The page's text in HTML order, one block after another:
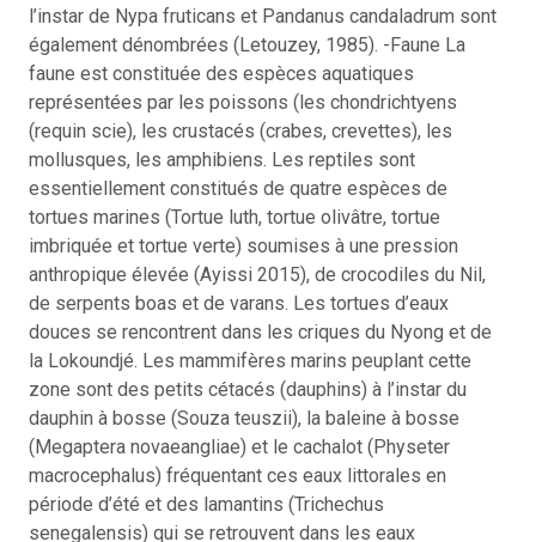
l’instar de Nypa fruticans et Pandanus candaladrum sont
également dénombrées (Letouzey, 1985). -Faune La
faune est constituée des espèces aquatiques
représentées par les poissons (les chondrichtyens
(requin scie), les crustacés (crabes, crevettes), les
mollusques, les amphibiens. Les reptiles sont
essentiellement constitués de quatre espèces de
tortues marines (Tortue luth, tortue olivâtre, tortue
imbriquée et tortue verte) soumises à une pression
anthropique élevée (Ayissi 2015), de crocodiles du Nil,
de serpents boas et de varans. Les tortues d’eaux
douces se rencontrent dans les criques du Nyong et de
la Lokoundjé. Les mammifères marins peuplant cette
zone sont des petits cétacés (dauphins) à l’instar du
dauphin à bosse (Souza teuszii), la baleine à bosse
(Megaptera novaeangliae) et le cachalot (Physeter
macrocephalus) fréquentant ces eaux littorales en
période d’été et des lamantins (Trichechus
senegalensis) qui se retrouvent dans les eaux